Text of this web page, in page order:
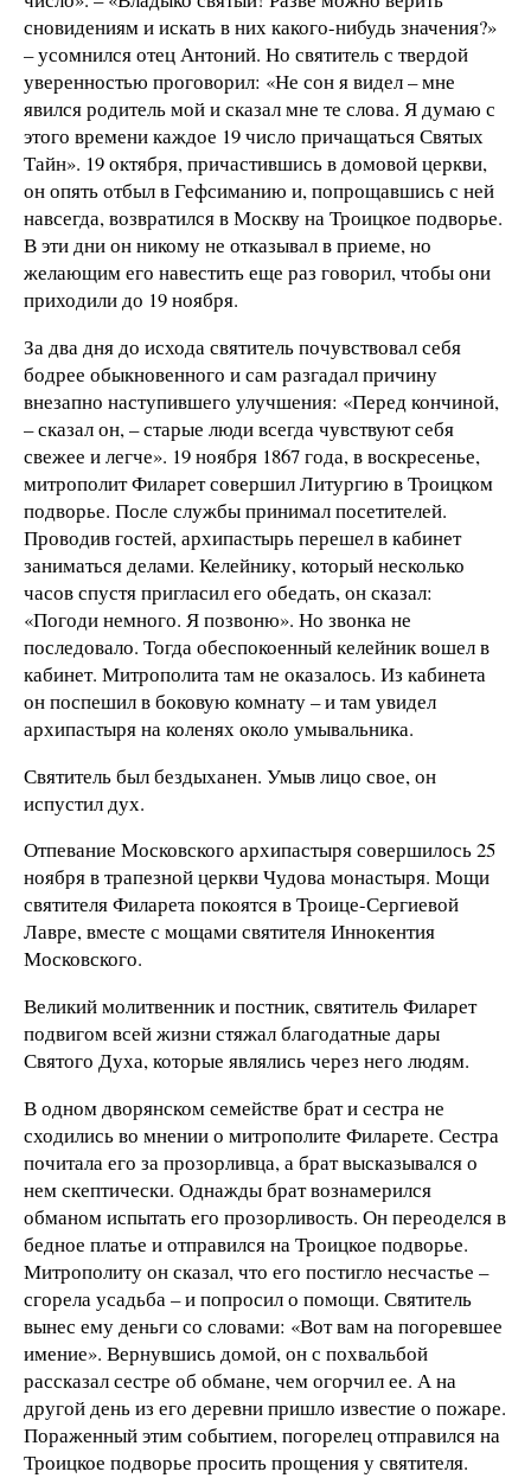
сновидениям и искать в них какого-нибудь значения?»
– усомнился отец Антоний. Но святитель с твердой
уверенностью проговорил: «Не сон я видел – мне
явился родитель мой и сказал мне те слова. Я думаю с
этого времени каждое 19 число причащаться Святых
Тайн». 19 октября, причастившись в домовой церкви,
он опять отбыл в Гефсиманию и, попрощавшись с ней
навсегда, возвратился в Москву на Троицкое подворье.
В эти дни он никому не отказывал в приеме, но
желающим его навестить еще раз говорил, чтобы они
приходили до 19 ноября.
За два дня до исхода святитель почувствовал себя
бодрее обыкновенного и сам разгадал причину
внезапно наступившего улучшения: «Перед кончиной,
– сказал он, – старые люди всегда чувствуют себя
свежее и легче». 19 ноября 1867 года, в воскресенье,
митрополит Филарет совершил Литургию в Троицком
подворье. После службы принимал посетителей.
Проводив гостей, архипастырь перешел в кабинет
заниматься делами. Келейнику, который несколько
часов спустя пригласил его обедать, он сказал:
«Погоди немного. Я позвоню». Но звонка не
последовало. Тогда обеспокоенный келейник вошел в
кабинет. Митрополита там не оказалось. Из кабинета
он поспешил в боковую комнату – и там увидел
архипастыря на коленях около умывальника.
Святитель был бездыханен. Умыв лицо свое, он
испустил дух.
Отпевание Московского архипастыря совершилось 25
ноября в трапезной церкви Чудова монастыря. Мощи
святителя Филарета покоятся в Троице-Сергиевой
Лавре, вместе с мощами святителя Иннокентия
Московского.
Великий молитвенник и постник, святитель Филарет
подвигом всей жизни стяжал благодатные дары
Святого Духа, которые являлись через него людям.
В одном дворянском семействе брат и сестра не
сходились во мнении о митрополите Филарете. Сестра
почитала его за прозорливца, а брат высказывался о
нем скептически. Однажды брат вознамерился
обманом испытать его прозорливость. Он переоделся в
бедное платье и отправился на Троицкое подворье.
Митрополиту он сказал, что его постигло несчастье –
сгорела усадьба – и попросил о помощи. Святитель
вынес ему деньги со словами: «Вот вам на погоревшее
имение». Вернувшись домой, он с похвальбой
рассказал сестре об обмане, чем огорчил ее. А на
другой день из его деревни пришло известие о пожаре.
Пораженный этим событием, погорелец отправился на
Троицкое подворье просить прощения у святителя.